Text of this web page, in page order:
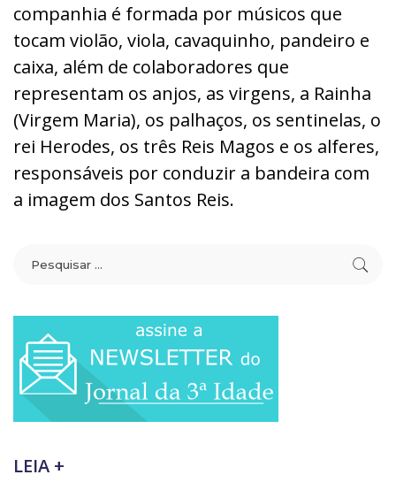
companhia é formada por músicos que
tocam violão, viola, cavaquinho, pandeiro e
caixa, além de colaboradores que
representam os anjos, as virgens, a Rainha
(Virgem Maria), os palhaços, os sentinelas, o
rei Herodes, os três Reis Magos e os alferes,
responsáveis por conduzir a bandeira com
a imagem dos Santos Reis.
LEIA +